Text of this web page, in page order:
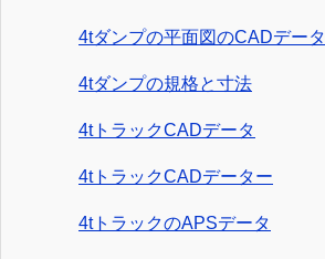
4tダンプの平面図のCADデータ
4tダンプの規格と寸法
4tトラックCADデータ
4tトラックCADデーター
4tトラックのAPSデータ